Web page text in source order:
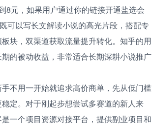
8元，如果用户通过你的链接开通盐选会
可以写长文解读小说的高光片段，搭配专
块，双渠道获取流量提升转化。知乎的用
的被动收益，非常适合长期深耕小说推广
不用一开始就追求高价商单，先从低门槛
定。对于刚起步想尝试多赛道的新人来
一个项目资源对接平台，提供副业项目和